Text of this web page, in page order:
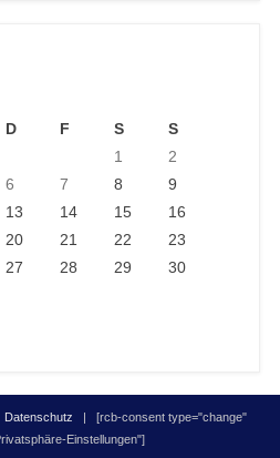
D F S
S
1
2
6 7 8
9
13 14 15
16
20 21 22
23
27 28 29
30
Datenschutz | [rcb-consent type="change"
Einstellungen"]